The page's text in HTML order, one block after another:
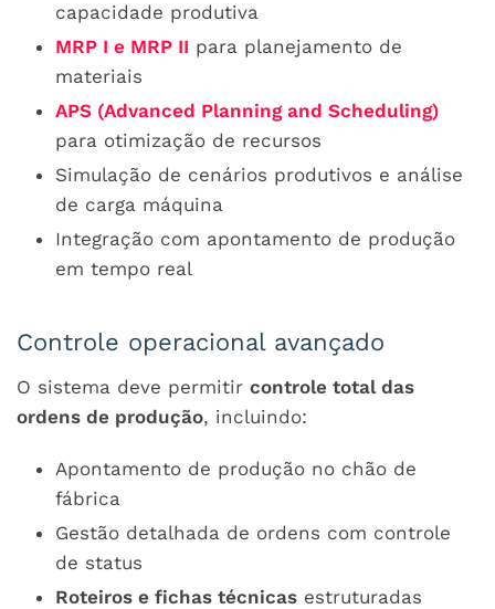
capacidade produtiva
MRP I e MRP II para planejamento de
materiais
APS (Advanced Planning and Scheduling)
para otimização de recursos
Simulação de cenários produtivos e análise
de carga máquina
Integração com apontamento de produção
em tempo real
Controle operacional avançado
O sistema deve permitir controle total das
ordens de produção, incluindo:
Apontamento de produção no chão de
fábrica
Gestão detalhada de ordens com controle
de status
Roteiros e fichas técnicas estruturadas